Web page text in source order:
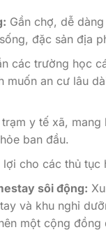
Gần chợ, dễ
đặc sản địa
các trường học
muốn an cư lâu
trạm y tế xã, mang
ban đầu.
lợi cho các thủ tục
sôi động:
và khu nghỉ
một cộng đồng